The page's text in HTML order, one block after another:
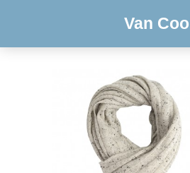
Van